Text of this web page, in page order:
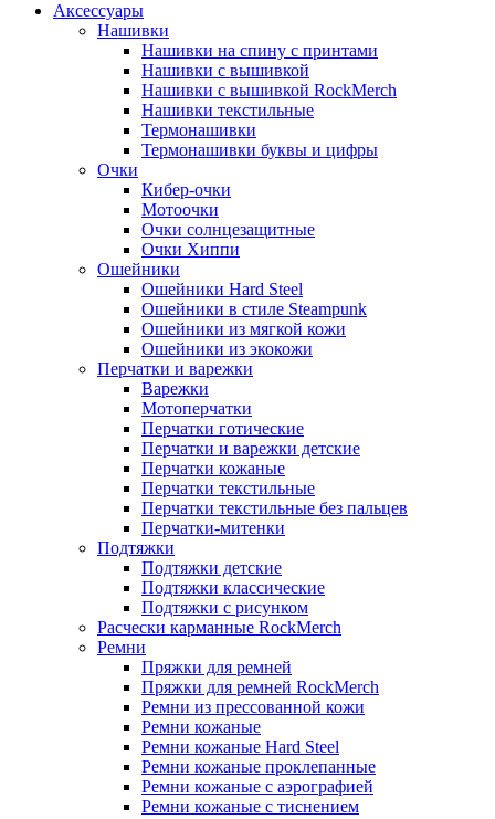
Аксессуары
Нашивки
Нашивки на спину с принтами
Нашивки с вышивкой
Нашивки с вышивкой RockMerch
Нашивки текстильные
Термонашивки
Термонашивки буквы и цифры
Очки
Кибер-очки
Мотоочки
Очки солнцезащитные
Очки Хиппи
Ошейники
Ошейники Hard Steel
Ошейники в стиле Steampunk
Ошейники из мягкой кожи
Ошейники из экокожи
Перчатки и варежки
Варежки
Мотоперчатки
Перчатки готические
Перчатки и варежки детские
Перчатки кожаные
Перчатки текстильные
Перчатки текстильные без пальцев
Перчатки-митенки
Подтяжки
Подтяжки детские
Подтяжки классические
Подтяжки с рисунком
Расчески карманные RockMerch
Ремни
Пряжки для ремней
Пряжки для ремней RockMerch
Ремни из прессованной кожи
Ремни кожаные
Ремни кожаные Hard Steel
Ремни кожаные проклепанные
Ремни кожаные с аэрографией
Ремни кожаные с тиснением